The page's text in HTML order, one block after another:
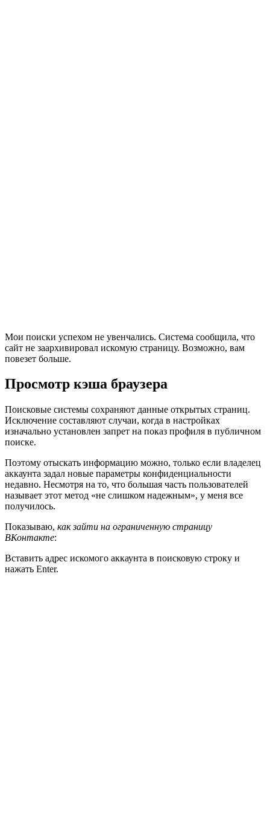
Мои поиски успехом не увенчались. Система сообщила, что
сайт не заархивировал искомую страницу. Возможно, вам
повезет больше.
Просмотр кэша браузера
Поисковые системы сохраняют данные открытых страниц.
Исключение составляют случаи, когда в настройках
изначально установлен запрет на показ профиля в публичном
поиске.
Поэтому отыскать информацию можно, только если владелец
аккаунта задал новые параметры конфиденциальности
недавно. Несмотря на то, что большая часть пользователей
называет этот метод «не слишком надежным», у меня все
получилось.
Показываю, как зайти на ограниченную страницу
ВКонтакте:
Вставить адрес искомого аккаунта в поисковую строку и
нажать Enter.